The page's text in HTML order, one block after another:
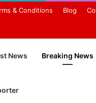
& Conditions Blog
News Breaking News